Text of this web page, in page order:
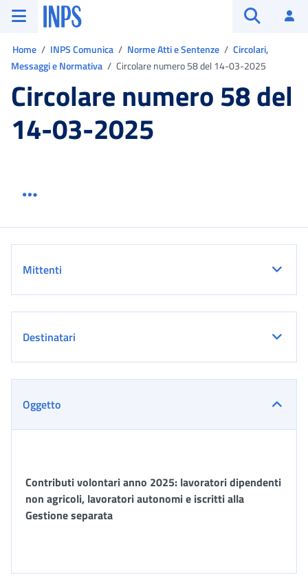
Vai al menu principale
Vai al contenuto principale
Vai al pie' di pagina
INPS ()
Home INPS Comunica Norme Atti e Sentenze
Circolari,
Messaggi e Normativa
Circolare numero 58 del 14-03-2025
Circolare numero 58 del
14-03-2025
Mittenti
Destinatari
Oggetto
Contributi volontari anno 2025: lavoratori dipendenti
non agricoli, lavoratori autonomi e iscritti alla
Gestione separata